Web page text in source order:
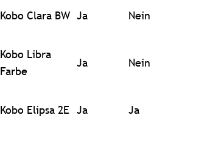
Kobo Clara BW Ja Nein
Kobo Libra
Farbe
Ja Nein
Kobo Elipsa 2E Ja Ja